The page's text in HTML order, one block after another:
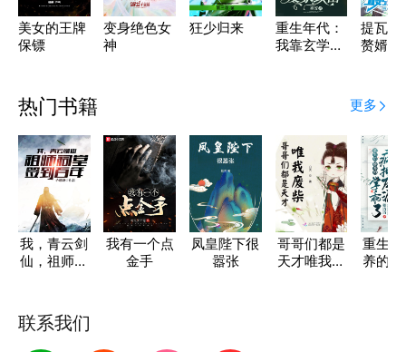
美女的王牌
保镖
变身绝色女
神
狂少归来
重生年代：
我靠玄学发
提瓦特
赘婿
热门书籍 更多
我，青云剑
仙，祖师祠
我有一个点
金手
凤皇陛下很
嚣张
哥哥们都是
天才唯我废
重生
养的
联系我们